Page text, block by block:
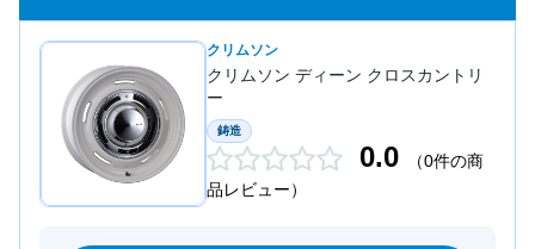
クリムソン
クリムソン ディーン クロスカントリ
ー
鋳造
0.0
（0件の商
品レビュー）